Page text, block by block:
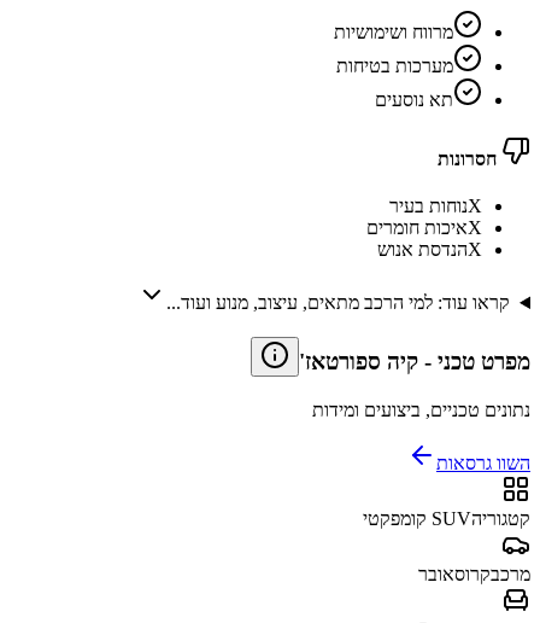
מרווח ושימושיות
מערכות בטיחות
תא נוסעים
חסרונות
Xנוחות בעיר
Xאיכות חומרים
Xהנדסת אנוש
קראו עוד: למי הרכב מתאים, עיצוב, מנוע ועוד...
מפרט טכני - קיה ספורטאז'
נתונים טכניים, ביצועים ומידות
השוו גרסאות
קטגוריהSUV קומפקטי
מרכבקרוסאובר